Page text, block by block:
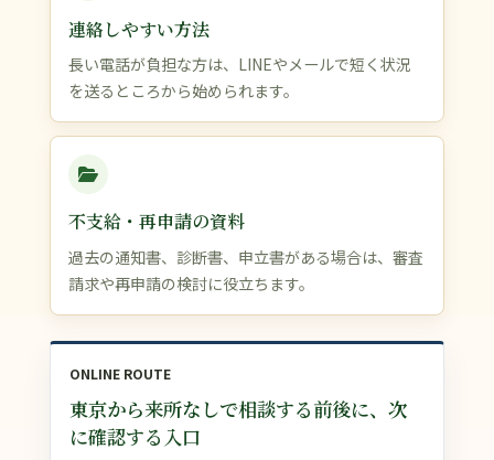
連絡しやすい方法
長い電話が負担な方は、LINEやメールで短く状況
を送るところから始められます。
不支給・再申請の資料
過去の通知書、診断書、申立書がある場合は、審査
請求や再申請の検討に役立ちます。
ONLINE ROUTE
東京から来所なしで相談する前後に、次
に確認する入口